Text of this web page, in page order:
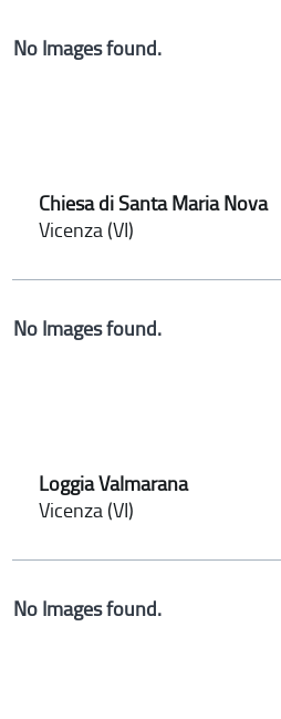
No Images found.
Chiesa di Santa Maria Nova
Vicenza (VI)
No Images found.
Loggia Valmarana
Vicenza (VI)
No Images found.